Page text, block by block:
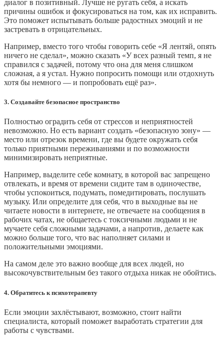
диалог в позитивный. Лучше не ругать себя, а искать
причины ошибок и фокусироваться на том, как их исправить.
Это поможет испытывать больше радостных эмоций и не
застревать в отрицательных.
Например, вместо того чтобы говорить себе «Я лентяй, опять
ничего не сделал», можно сказать «У всех разный темп, я не
справился с задачей, потому что она для меня слишком
сложная, а я устал. Нужно попросить помощи или отдохнуть
хотя бы немного — и попробовать ещё раз».
3. Создавайте безопасное пространство
Полностью оградить себя от стрессов и неприятностей
невозможно. Но есть вариант создать «безопасную зону» —
место или отрезок времени, где вы будете окружать себя
только приятными переживаниями и по возможности
минимизировать неприятные.
Например, выделите себе комнату, в которой вас запрещено
отвлекать, и время от времени сидите там в одиночестве,
чтобы успокоиться, подумать, помедитировать, послушать
музыку. Или определите для себя, что в выходные вы не
читаете новости в интернете, не отвечаете на сообщения в
рабочих чатах, не общаетесь с токсичными людьми и не
мучаете себя сложными задачами, а напротив, делаете как
можно больше того, что вас наполняет силами и
положительными эмоциями.
На самом деле это важно вообще для всех людей, но
высокочувствительным без такого отдыха никак не обойтись.
4. Обратитесь к психотерапевту
Если эмоции захлёстывают, возможно, стоит найти
специалиста, который поможет выработать стратегии для
работы с чувствами.